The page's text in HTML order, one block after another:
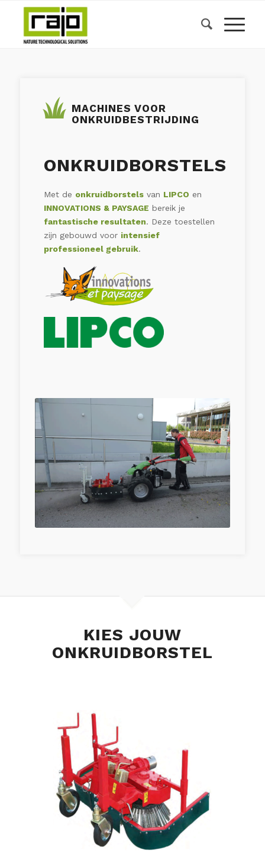
MACHINES VOOR
ONKRUIDBESTRIJDING
ONKRUIDBORSTELS
Met de onkruidborstelsvan LIPCO en
INNOVATIONS & PAYSAGE bereik je
fantastische resultaten. Deze toestellen
zijn gebouwd voor intensief
professioneel gebruik.
KIES JOUW
ONKRUIDBORSTEL